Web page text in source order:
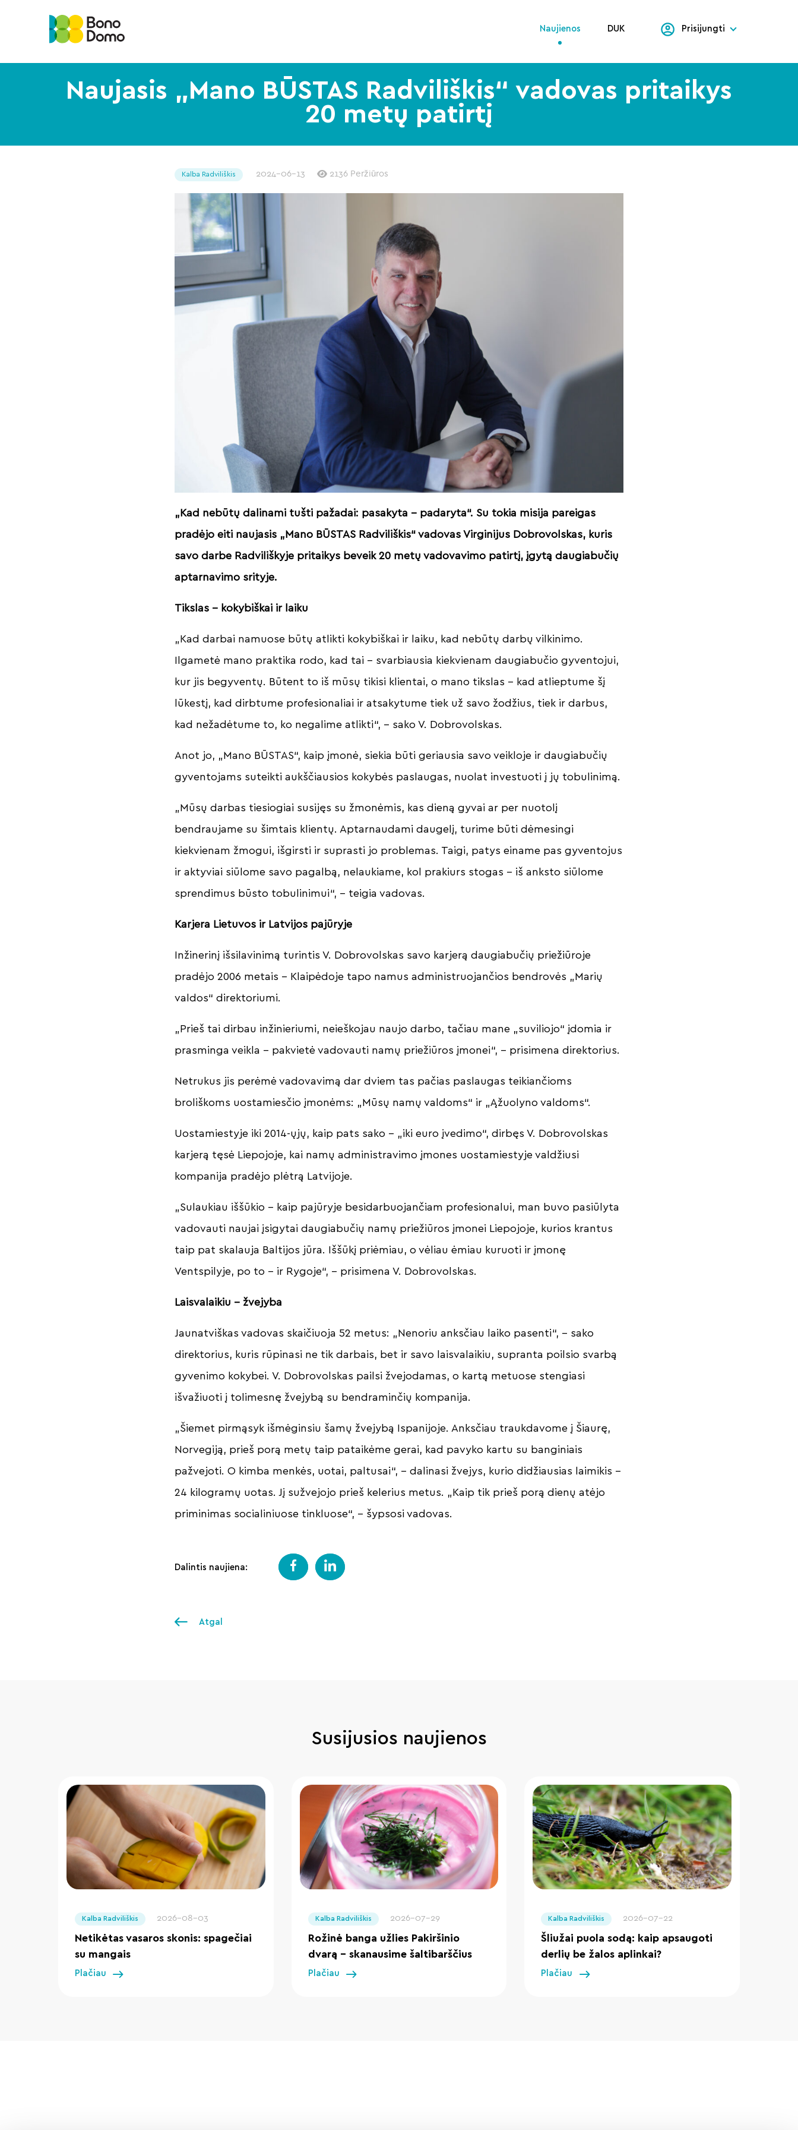
Naujienos DUK Prisijungti
Naujasis „Mano BŪSTAS Radviliškis“ vadovas pritaikys
20 metų patirtį
Kalba Radviliškis 2024-06-13 2136 Peržiūros
„Kad nebūtų dalinami tušti pažadai: pasakyta – padaryta“. Su tokia misija pareigas
pradėjo eiti naujasis „Mano BŪSTAS Radviliškis“ vadovas Virginijus Dobrovolskas, kuris
savo darbe Radviliškyje pritaikys beveik 20 metų vadovavimo patirtį, įgytą daugiabučių
aptarnavimo srityje.
Tikslas – kokybiškai ir laiku
„Kad darbai namuose būtų atlikti kokybiškai ir laiku, kad nebūtų darbų vilkinimo.
Ilgametė mano praktika rodo, kad tai – svarbiausia kiekvienam daugiabučio gyventojui,
kur jis begyventų. Būtent to iš mūsų tikisi klientai, o mano tikslas – kad atlieptume šį
lūkestį, kad dirbtume profesionaliai ir atsakytume tiek už savo žodžius, tiek ir darbus,
kad nežadėtume to, ko negalime atlikti“, – sako V. Dobrovolskas.
Anot jo, „Mano BŪSTAS“, kaip įmonė, siekia būti geriausia savo veikloje ir daugiabučių
gyventojams suteikti aukščiausios kokybės paslaugas, nuolat investuoti į jų tobulinimą.
„Mūsų darbas tiesiogiai susijęs su žmonėmis, kas dieną gyvai ar per nuotolį
bendraujame su šimtais klientų. Aptarnaudami daugelį, turime būti dėmesingi
kiekvienam žmogui, išgirsti ir suprasti jo problemas. Taigi, patys einame pas gyventojus
ir aktyviai siūlome savo pagalbą, nelaukiame, kol prakiurs stogas – iš anksto siūlome
sprendimus būsto tobulinimui“, – teigia vadovas.
Karjera Lietuvos ir Latvijos pajūryje
Inžinerinį išsilavinimą turintis V. Dobrovolskas savo karjerą daugiabučių priežiūroje
pradėjo 2006 metais – Klaipėdoje tapo namus administruojančios bendrovės „Marių
valdos“ direktoriumi.
„Prieš tai dirbau inžinieriumi, neieškojau naujo darbo, tačiau mane „suviliojo“ įdomia ir
prasminga veikla – pakvietė vadovauti namų priežiūros įmonei“, – prisimena direktorius.
Netrukus jis perėmė vadovavimą dar dviem tas pačias paslaugas teikiančioms
broliškoms uostamiesčio įmonėms: „Mūsų namų valdoms“ ir „Ąžuolyno valdoms“.
Uostamiestyje iki 2014-ųjų, kaip pats sako – „iki euro įvedimo“, dirbęs V. Dobrovolskas
karjerą tęsė Liepojoje, kai namų administravimo įmones uostamiestyje valdžiusi
kompanija pradėjo plėtrą Latvijoje.
„Sulaukiau iššūkio – kaip pajūryje besidarbuojančiam profesionalui, man buvo pasiūlyta
vadovauti naujai įsigytai daugiabučių namų priežiūros įmonei Liepojoje, kurios krantus
taip pat skalauja Baltijos jūra. Iššūkį priėmiau, o vėliau ėmiau kuruoti ir įmonę
Ventspilyje, po to – ir Rygoje“, – prisimena V. Dobrovolskas.
Laisvalaikiu – žvejyba
Jaunatviškas vadovas skaičiuoja 52 metus: „Nenoriu anksčiau laiko pasenti“, – sako
direktorius, kuris rūpinasi ne tik darbais, bet ir savo laisvalaikiu, supranta poilsio svarbą
gyvenimo kokybei. V. Dobrovolskas pailsi žvejodamas, o kartą metuose stengiasi
išvažiuoti į tolimesnę žvejybą su bendraminčių kompanija.
„Šiemet pirmąsyk išmėginsiu šamų žvejybą Ispanijoje. Anksčiau traukdavome į Šiaurę,
Norvegiją, prieš porą metų taip pataikėme gerai, kad pavyko kartu su banginiais
pažvejoti. O kimba menkės, uotai, paltusai“, – dalinasi žvejys, kurio didžiausias laimikis –
24 kilogramų uotas. Jį sužvejojo prieš kelerius metus. „Kaip tik prieš porą dienų atėjo
priminimas socialiniuose tinkluose“, – šypsosi vadovas.
Dalintis naujiena:
Atgal
Susijusios naujienos
Kalba Radviliškis 2026-08-03
Netikėtas vasaros skonis: spagečiai
su mangais
Plačiau
Kalba Radviliškis 2026-07-29
Rožinė banga užlies Pakiršinio
dvarą – skanausime šaltibarščius
Plačiau
Kalba Radviliškis 2026-07-22
Šliužai puola sodą: kaip apsaugoti
derlių be žalos aplinkai?
Plačiau